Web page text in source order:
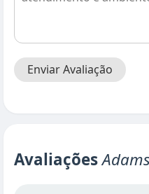
Enviar Avaliação
Avaliações